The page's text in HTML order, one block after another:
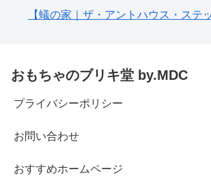
【蟻の家｜ザ・アントハウス・ステ
おもちゃのブリキ堂 by.MDC
プライバシーポリシー
お問い合わせ
おすすめホームページ